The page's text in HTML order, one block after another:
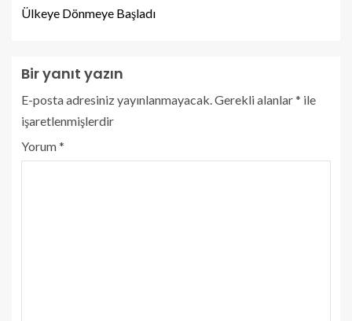
Ülkeye Dönmeye Başladı
Bir yanıt yazın
E-posta adresiniz yayınlanmayacak. Gerekli alanlar* ile
işaretlenmişlerdir
Yorum*